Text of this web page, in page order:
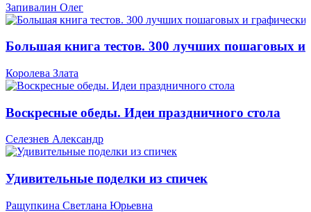
Запивалин Олег
Большая книга тестов. 300 лучших пошаговых и
Королева Злата
Воскресные обеды. Идеи праздничного стола
Селезнев Александр
Удивительные поделки из спичек
Ращупкина Светлана Юрьевна